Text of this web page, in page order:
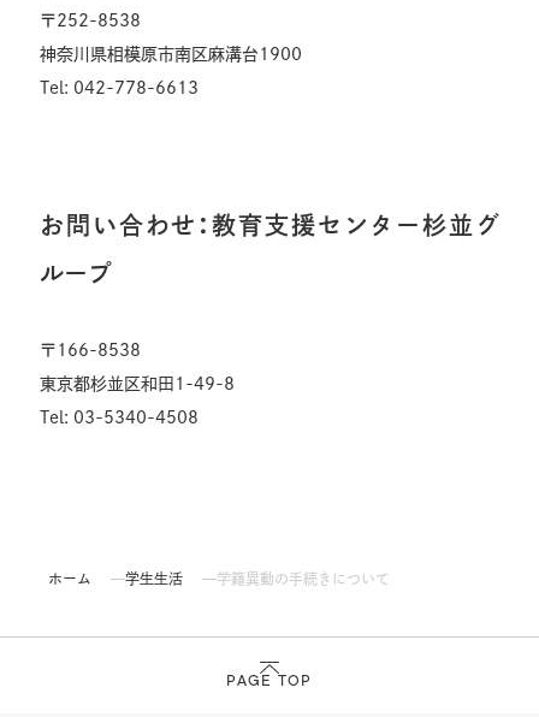
〒252-8538
神奈川県相模原市南区麻溝台1900
Tel: 042-778-6613
お問い合わせ：教育支援センター杉並グ
ループ
〒166-8538
東京都杉並区和田1-49-8
Tel: 03-5340-4508
ホーム 学生生活 学籍異動の手続きについて
PAGE TOP